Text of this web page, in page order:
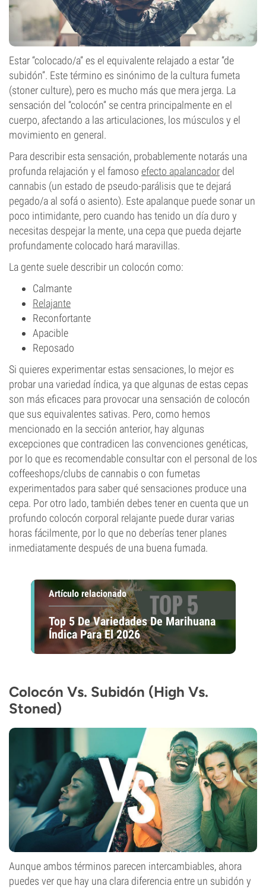
Estar “colocado/a” es el equivalente relajado a estar “de
subidón”. Este término es sinónimo de la cultura fumeta
(stoner culture), pero es mucho más que mera jerga. La
sensación del “colocón” se centra principalmente en el
cuerpo, afectando a las articulaciones, los músculos y el
movimiento en general.
Para describir esta sensación, probablemente notarás una
profunda relajación y el famoso efecto apalancador del
cannabis (un estado de pseudo-parálisis que te dejará
pegado/a al sofá o asiento). Este apalanque puede sonar un
poco intimidante, pero cuando has tenido un día duro y
necesitas despejar la mente, una cepa que pueda dejarte
profundamente colocado hará maravillas.
La gente suele describir un colocón como:
Calmante
Relajante
Reconfortante
Apacible
Reposado
Si quieres experimentar estas sensaciones, lo mejor es
probar una variedad índica, ya que algunas de estas cepas
son más eficaces para provocar una sensación de colocón
que sus equivalentes sativas. Pero, como hemos
mencionado en la sección anterior, hay algunas
excepciones que contradicen las convenciones genéticas,
por lo que es recomendable consultar con el personal de los
coffeeshops/clubs de cannabis o con fumetas
experimentados para saber qué sensaciones produce una
cepa. Por otro lado, también debes tener en cuenta que un
profundo colocón corporal relajante puede durar varias
horas fácilmente, por lo que no deberías tener planes
inmediatamente después de una buena fumada.
Artículo relacionado
Top 5 De Variedades De Marihuana
Índica Para El 2026
Colocón Vs. Subidón (High Vs.
Stoned)
Aunque ambos términos parecen intercambiables, ahora
puedes ver que hay una clara diferencia entre un subidón y